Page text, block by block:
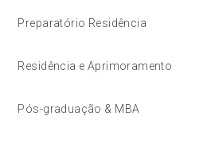
Preparatório Residência
Residência e Aprimoramento
Pós-graduação & MBA